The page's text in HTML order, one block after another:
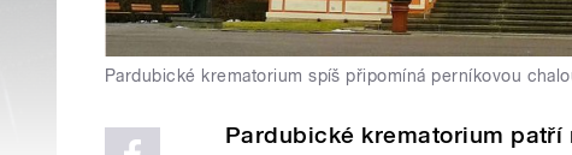
Pardubické krematorium spíš připomíná perníkovou
Pardubické krematorium patří